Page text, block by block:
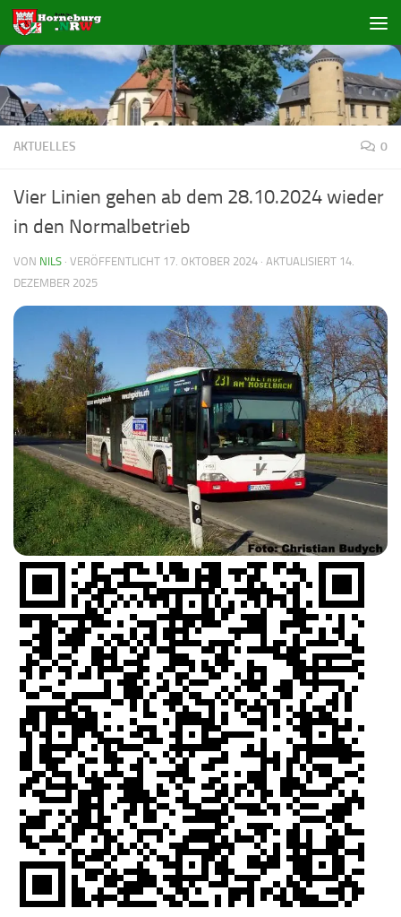
Zum Inhalt springen
AKTUELLES 0
Vier Linien gehen ab dem 28.10.2024 wieder
in den Normalbetrieb
VON NILS · VERÖFFENTLICHT 17. OKTOBER 2024 · AKTUALISIERT 14.
DEZEMBER 2025